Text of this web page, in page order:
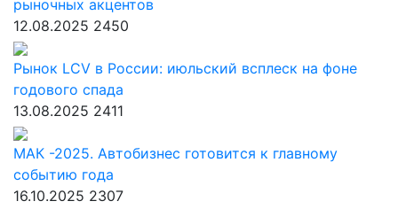
рыночных акцентов
12.08.2025 2450
Рынок LCV в России: июльский всплеск на фоне
годового спада
13.08.2025 2411
МАК -2025. Автобизнес готовится к главному
событию года
16.10.2025 2307